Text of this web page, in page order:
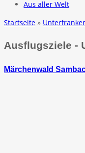
Aus aller Welt
Startseite »
Ausflugsziele -
Märchenwald